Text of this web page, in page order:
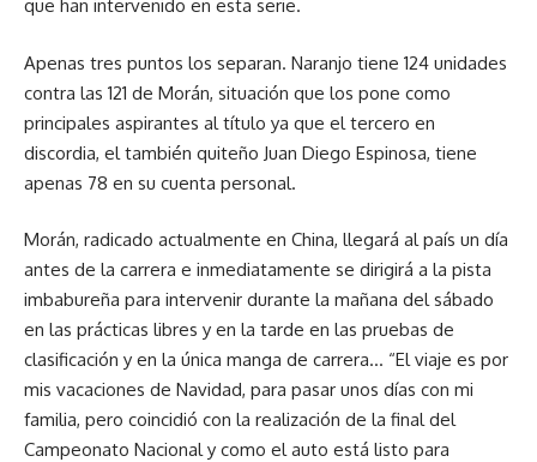
que han intervenido en esta serie.
Apenas tres puntos los separan. Naranjo tiene 124 unidades
contra las 121 de Morán, situación que los pone como
principales aspirantes al título ya que el tercero en
discordia, el también quiteño Juan Diego Espinosa, tiene
apenas 78 en su cuenta personal.
Morán, radicado actualmente en China, llegará al país un día
antes de la carrera e inmediatamente se dirigirá a la pista
imbabureña para intervenir durante la mañana del sábado
en las prácticas libres y en la tarde en las pruebas de
clasificación y en la única manga de carrera… “El viaje es por
mis vacaciones de Navidad, para pasar unos días con mi
familia, pero coincidió con la realización de la final del
Campeonato Nacional y como el auto está listo para